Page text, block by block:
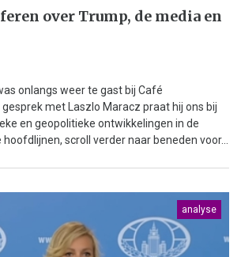
over Trump, de media en
onlangs weer te gast bij Café
met Laszlo Maracz praat hij ons bij
en geopolitieke ontwikkelingen in de
scroll verder naar beneden voor...
analyse